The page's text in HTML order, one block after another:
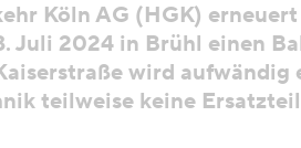
Köln AG (HGK)
Juli 2024 in Brühl einen
wird
teilweise keine